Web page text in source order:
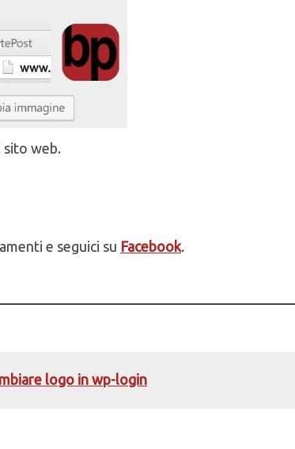
sito web.
e seguici su Facebook.
logo in wp-login